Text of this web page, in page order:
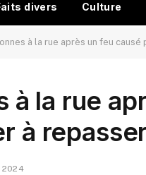
divers Culture
à la rue après un feu causé
à la rue
à
2024